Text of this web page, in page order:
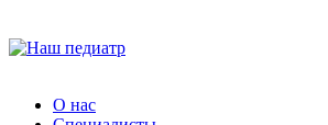
О нас